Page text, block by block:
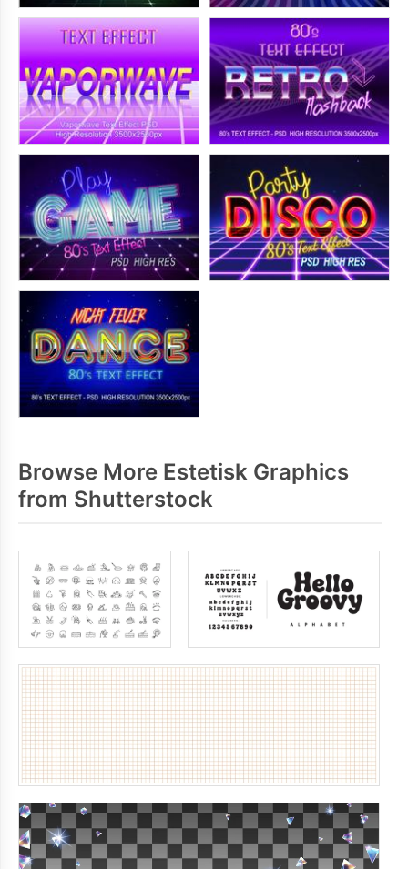
Browse More Estetisk Graphics
from Shutterstock